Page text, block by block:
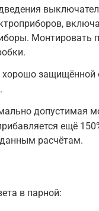
Монтировать
защищённой
допустимая
ещё
расчётам.
в парной: